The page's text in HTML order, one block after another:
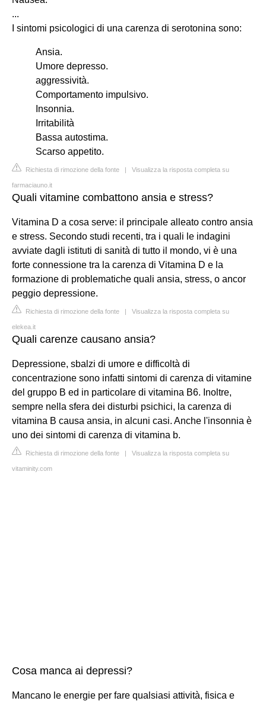
...
I sintomi psicologici di una carenza di serotonina sono:
Ansia.
Umore depresso.
aggressività.
Comportamento impulsivo.
Insonnia.
Irritabilità
Bassa autostima.
Scarso appetito.
Richiesta di rimozione della fonte | Visualizza la risposta completa su
farmaciauno.it
Quali vitamine combattono ansia e stress?
Vitamina D a cosa serve: il principale alleato contro ansia
e stress. Secondo studi recenti, tra i quali le indagini
avviate dagli istituti di sanità di tutto il mondo, vi è una
forte connessione tra la carenza di Vitamina D e la
formazione di problematiche quali ansia, stress, o ancor
peggio depressione.
Richiesta di rimozione della fonte | Visualizza la risposta completa su
elekea.it
Quali carenze causano ansia?
Depressione, sbalzi di umore e difficoltà di
concentrazione sono infatti sintomi di carenza di vitamine
del gruppo B ed in particolare di vitamina B6. Inoltre,
sempre nella sfera dei disturbi psichici, la carenza di
vitamina B causa ansia, in alcuni casi. Anche l'insonnia è
uno dei sintomi di carenza di vitamina b.
Richiesta di rimozione della fonte | Visualizza la risposta completa su
vitaminity.com
Cosa manca ai depressi?
Mancano le energie per fare qualsiasi attività, fisica e